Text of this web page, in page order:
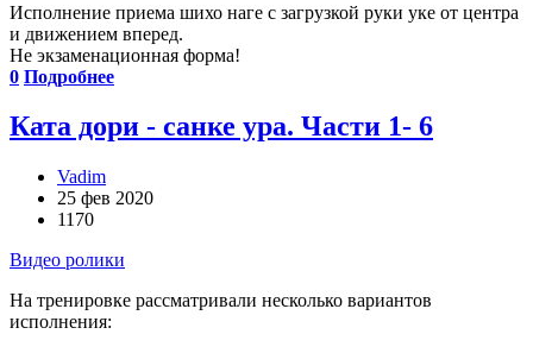
Исполнение приема шихо наге с загрузкой руки уке от центра
и движением вперед.
Не экзаменационная форма!
0 Подробнее
Ката дори - санке ура. Части 1- 6
Vadim
25 фев 2020
1170
Видео ролики
На тренировке рассматривали несколько вариантов
исполнения: